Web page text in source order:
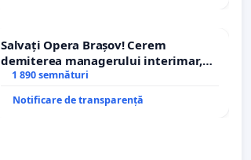
Salvați Opera Brașov! Cerem
demiterea managerului interimar,
Petrean Lucian-Marius!
1 890 semnături
Notificare de transparență